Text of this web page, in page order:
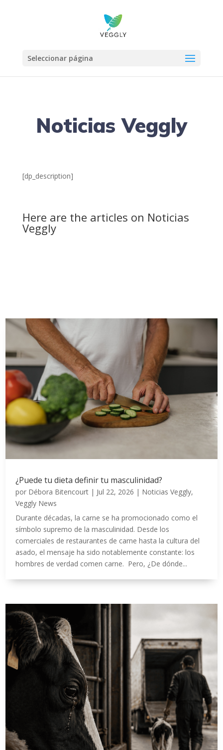
Seleccionar página
Noticias Veggly
[dp_description]
Here are the articles on Noticias
Veggly
¿Puede tu dieta definir tu masculinidad?
por Débora Bitencourt | Jul 22, 2026 | Noticias Veggly,
Veggly News
Durante décadas, la carne se ha promocionado como el
símbolo supremo de la masculinidad. Desde los
comerciales de restaurantes de carne hasta la cultura del
asado, el mensaje ha sido notablemente constante: los
hombres de verdad comen carne. Pero, ¿De dónde...